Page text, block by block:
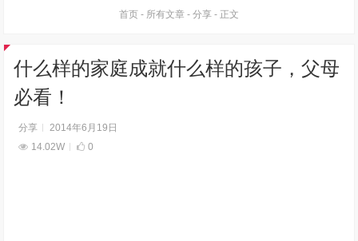
首页 - 所有文章 - 分享 - 正文
什么样的家庭成就什么样的孩子，父母
必看！
分享
2014年6月19日
14.02W
0